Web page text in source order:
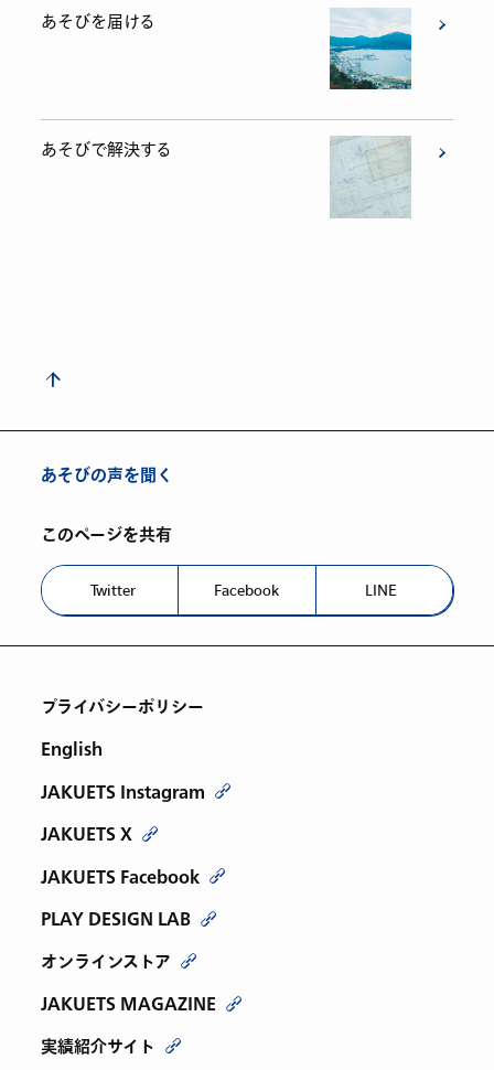
あそびを届ける
あそびで解決する
あそびの声を聞く
このページを共有
Twitter Facebook LINE
プライバシーポリシー
English
JAKUETS Instagram
JAKUETS X
JAKUETS Facebook
PLAY DESIGN LAB
オンラインストア
JAKUETS MAGAZINE
実績紹介サイト